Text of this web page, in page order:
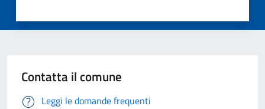
Contatta il comune
Leggi le domande frequenti